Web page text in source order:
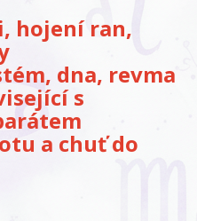
hojení ran,
dna, revma
s
a chuť do